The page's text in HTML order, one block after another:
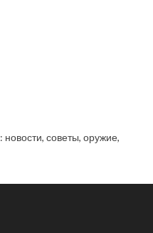
советы, оружие,